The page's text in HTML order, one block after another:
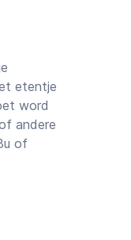
etentje
word
andere
of